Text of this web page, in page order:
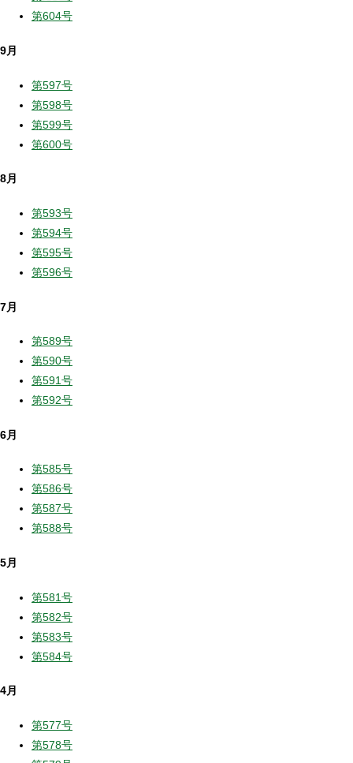
第604号
9月
第597号
第598号
第599号
第600号
8月
第593号
第594号
第595号
第596号
7月
第589号
第590号
第591号
第592号
6月
第585号
第586号
第587号
第588号
5月
第581号
第582号
第583号
第584号
4月
第577号
第578号